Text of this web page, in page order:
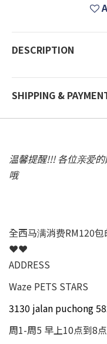
DESCRIPTION
SHIPPING &
温馨提醒!!! 各位亲爱
哦
全西马满消费RM120
❤❤
ADDRESS
Waze PETS STARS
3130 jalan puchong
周1-周5 早上10点到8点